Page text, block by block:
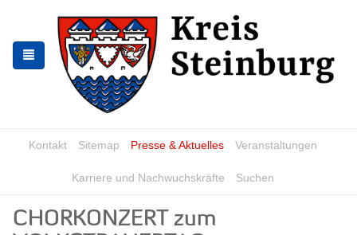
springen
springen
Kontakt Sitemap Presse & Aktuelles Veranstaltungen
Karriere und Nachwuchskräfte Suchen
CHORKONZERT zum